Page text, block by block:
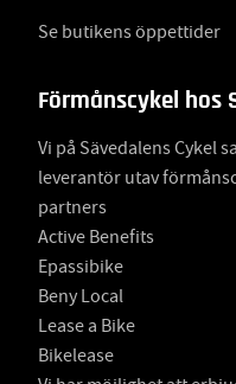
Se butikens öppettider
Förmånscykel hos
Vi på Sävedalens Cykel
leverantör utav
partners
Active Benefits
Epassibike
Beny Local
Lease a Bike
Bikelease